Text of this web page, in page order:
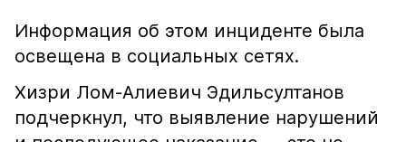
Информация об этом инциденте была
освещена в социальных сетях.
Хизри Лом-Алиевич Эдильсултанов
подчеркнул, что выявление нарушений